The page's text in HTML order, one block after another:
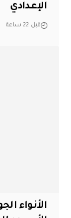
الإعدادي
قبل 22 ساعة
الأنواء